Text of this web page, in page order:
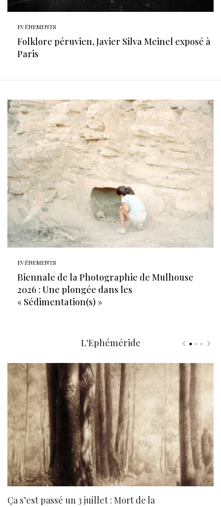
EVÉNEMENTS
Folklore péruvien, Javier Silva Meinel exposé à
Paris
EVÉNEMENTS
Biennale de la Photographie de Mulhouse
2026 : Une plongée dans les
« Sédimentation(s) »
L'Ephéméride
Ça s’est passé un 3 juillet : Mort de la